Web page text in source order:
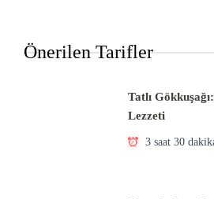
Önerilen Tarifler
Tatlı
Lezzeti
3 saat 30